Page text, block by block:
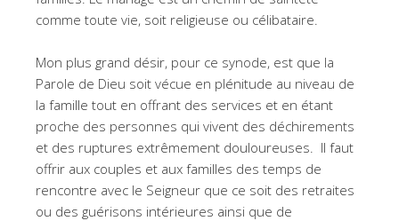
comme toute vie, soit religieuse ou célibataire.
Mon plus grand désir, pour ce synode, est que la
Parole de Dieu soit vécue en plénitude au niveau de
la famille tout en offrant des services et en étant
proche des personnes qui vivent des déchirements
et des ruptures extrêmement douloureuses. Il faut
offrir aux couples et aux familles des temps de
rencontre avec le Seigneur que ce soit des retraites
ou des guérisons intérieures ainsi que de